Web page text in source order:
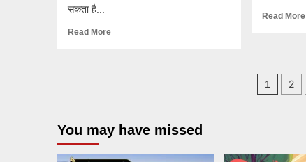
सकता है...
Read More
Read More
Posts
1 2
You may have missed